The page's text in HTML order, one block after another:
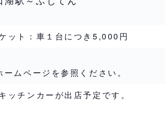
ット：車１台につき5,000円
ムページを参照ください。
ッチンカーが出店予定です。